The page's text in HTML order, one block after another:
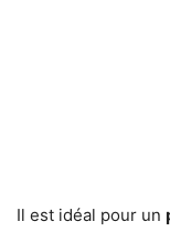
Il est idéal pour un